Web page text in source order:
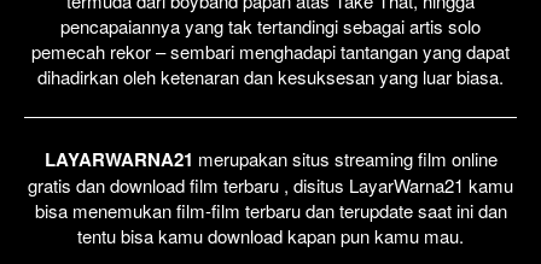
pencapaiannya yang tak tertandingi sebagai artis solo
pemecah rekor – sembari menghadapi tantangan yang dapat
dihadirkan oleh ketenaran dan kesuksesan yang luar biasa.
LAYARWARNA21 merupakan situs streaming film online
gratis dan download film terbaru , disitus LayarWarna21 kamu
bisa menemukan film-film terbaru dan terupdate saat ini dan
tentu bisa kamu download kapan pun kamu mau.